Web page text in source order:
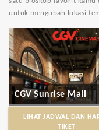
untuk mengubah lokasi
CGV Sunrise Mall
LIHAT JADWAL DAN
TIKET